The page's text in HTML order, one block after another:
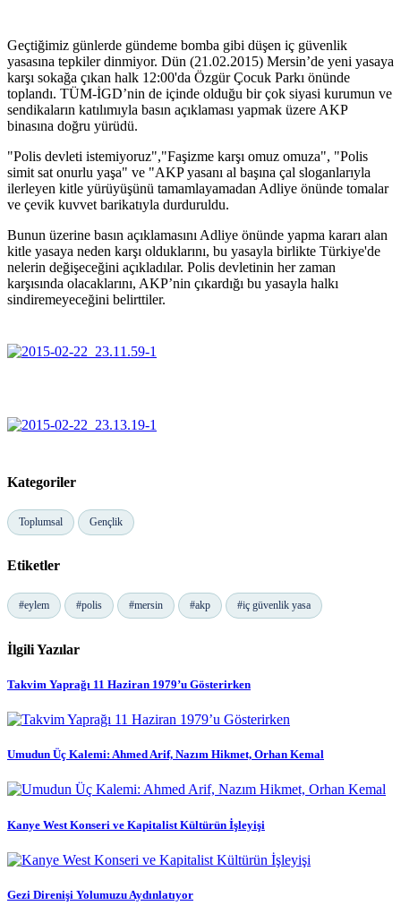
Geçtiğimiz günlerde gündeme bomba gibi düşen iç güvenlik
yasasına tepkiler dinmiyor. Dün (21.02.2015) Mersin’de yeni yasaya
karşı sokağa çıkan halk 12:00'da Özgür Çocuk Parkı önünde
toplandı. TÜM-İGD’nin de içinde olduğu bir çok siyasi kurumun ve
sendikaların katılımıyla basın açıklaması yapmak üzere AKP
binasına doğru yürüdü.
"Polis devleti istemiyoruz","Faşizme karşı omuz omuza", "Polis
simit sat onurlu yaşa" ve "AKP yasanı al başına çal sloganlarıyla
ilerleyen kitle yürüyüşünü tamamlayamadan Adliye önünde tomalar
ve çevik kuvvet barikatıyla durduruldu.
Bunun üzerine basın açıklamasını Adliye önünde yapma kararı alan
kitle yasaya neden karşı olduklarını, bu yasayla birlikte Türkiye'de
nelerin değişeceğini açıkladılar. Polis devletinin her zaman
karşısında olacaklarını, AKP’nin çıkardığı bu yasayla halkı
sindiremeyeceğini belirttiler.
Kategoriler
Toplumsal Gençlik
Etiketler
#eylem #polis #mersin #akp #iç güvenlik yasa
İlgili Yazılar
Takvim Yaprağı 11 Haziran 1979’u Gösterirken
Umudun Üç Kalemi: Ahmed Arif, Nazım Hikmet, Orhan Kemal
Kanye West Konseri ve Kapitalist Kültürün İşleyişi
Gezi Direnişi Yolumuzu Aydınlatıyor